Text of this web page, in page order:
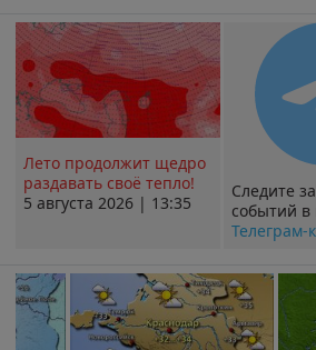
Лето продолжит щедро
раздавать своё тепло!
5 августа 2026 | 13:35
Следите
событий
Телеграм-